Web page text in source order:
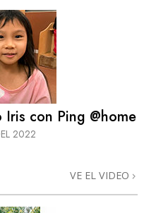
con Ping @home
2022
VE EL VIDEO